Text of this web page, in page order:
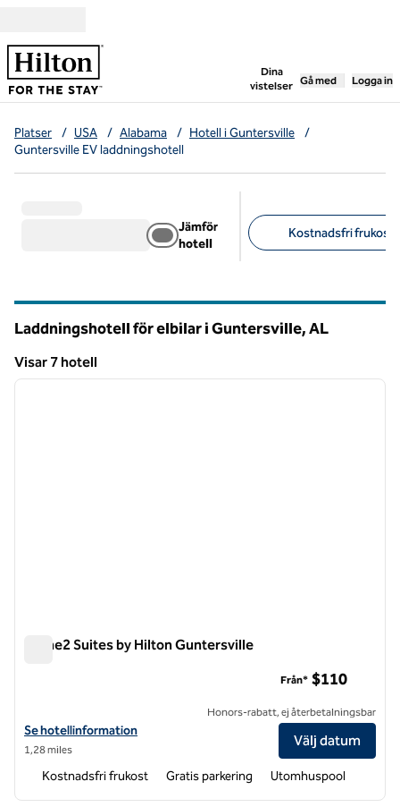
Dina
vistelser
,öppnar ny flik
Gå med Logga in
Platser / USA / Alabama / Hotell i Guntersville
/
Guntersville EV laddningshotell
Jämför
hotell
Kostnadsfri frukost
Laddningshotell för elbilar i Guntersville,AL
Visar 7 hotell
Visar 7 hotell
1 av 12
nästa
Home2 Suites by Hilton Guntersville
Visa hotelluppgifter för Home2 Suites by Hilton Guntersville
Se hotellinformation
1,28 miles
Från* $110
Honors-rabatt, ej återbetalningsbar
Välj datum
Kostnadsfri frukost Gratis parkering Utomhuspool